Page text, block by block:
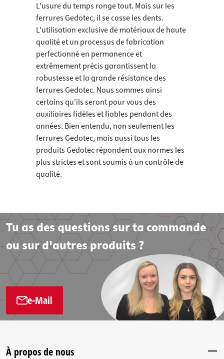
L'usure du temps ronge tout. Mais sur les
ferrures Gedotec, il se casse les dents.
L'utilisation exclusive de matériaux de haute
qualité et un processus de fabrication
perfectionné en permanence et
extrêmement précis garantissent la
robustesse et la grande résistance des
ferrures Gedotec. Nous sommes ainsi
certains qu'ils seront pour vous des
auxiliaires fidèles et fiables pendant des
années. Bien entendu, non seulement les
ferrures Gedotec, mais aussi tous les
produits Gedotec répondent aux normes les
plus strictes et sont soumis à un contrôle de
qualité.
Tu as des questions sur ta commande
ou sur d'autres produits ?
e-Mail
À propos de nous